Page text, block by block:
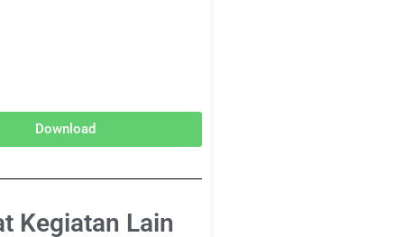
Download
Kegiatan Lain